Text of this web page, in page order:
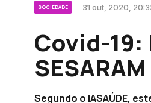
SOCIEDADE 31 out, 2020,
Covid-
Segundo o IASAÚDE,